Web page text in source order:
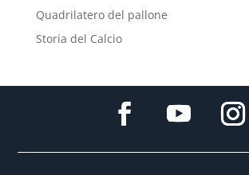
Quadrilatero del pallone
Storia del Calcio